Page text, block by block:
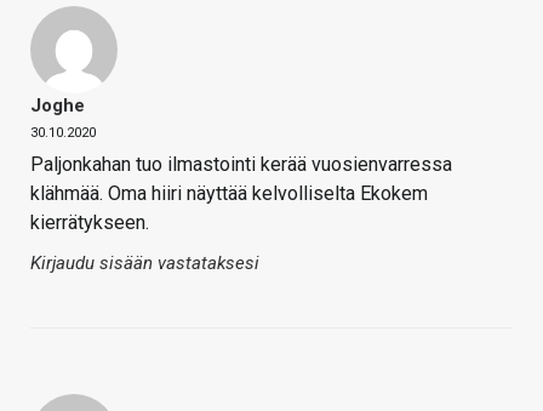
Joghe
30.10.2020
Paljonkahan tuo ilmastointi kerää vuosienvarressa
klähmää. Oma hiiri näyttää kelvolliselta Ekokem
kierrätykseen.
Kirjaudu sisään vastataksesi